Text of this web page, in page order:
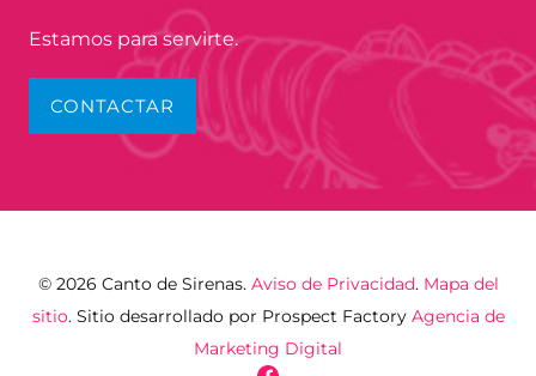
Estamos para servirte.
CONTACTAR
© 2026 Canto de Sirenas. Aviso de Privacidad. Mapa del
sitio. Sitio desarrollado por Prospect Factory Agencia de
Marketing Digital